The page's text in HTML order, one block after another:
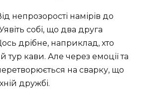
непрозорості намірів до
собі, що два друга
дрібне, наприклад, хто
тур кави. Але через емоції та
на сварку, що
дружбі.